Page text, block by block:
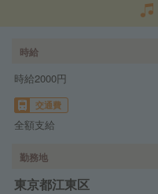
時給
時給2000円
交通費
全額支給
勤務地
東京都江東区